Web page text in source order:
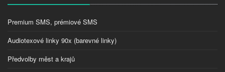
Premium SMS, prémiové SMS
Audiotexové linky 90x (barevné linky)
Předvolby měst a krajů